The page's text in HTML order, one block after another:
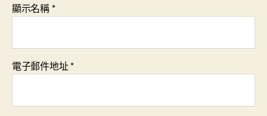
顯示名稱*
電子郵件地址*